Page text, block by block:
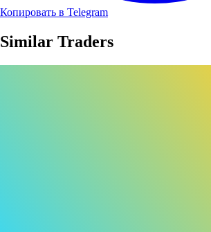
Копировать в Telegram
Similar Traders